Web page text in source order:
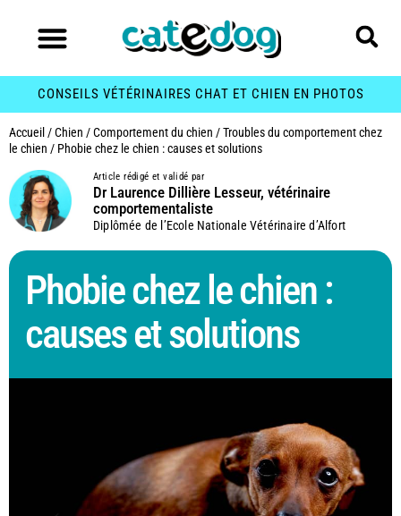
CONSEILS VÉTÉRINAIRES CHAT ET CHIEN EN PHOTOS
Accueil /Chien /Comportement du chien /Troubles du comportement chez
le chien / Phobie chez le chien : causes et solutions
Article rédigé et validé par
Dr Laurence Dillière Lesseur, vétérinaire
comportementaliste
Diplômée de l’Ecole Nationale Vétérinaire d’Alfort
Phobie chez le chien :
causes et solutions